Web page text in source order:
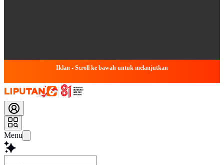
Iklan - Scroll ke bawah untuk melanjutkan
Menu